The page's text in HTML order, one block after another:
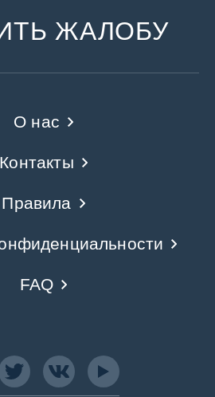
ЖАЛОБУ
О нас
Контакты
Правила
FAQ